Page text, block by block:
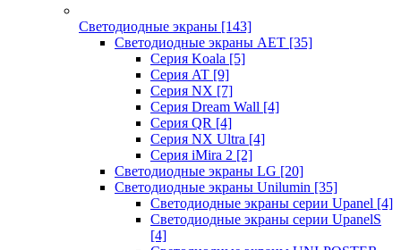
Светодиодные экраны [143]
Светодиодные экраны AET [35]
Cерия Koala [5]
Серия AT [9]
Серия NX [7]
Серия Dream Wall [4]
Серия QR [4]
Серия NX Ultra [4]
Серия iMira 2 [2]
Светодиодные экраны LG [20]
Светодиодные экраны Unilumin [35]
Светодиодные экраны серии Upanel [4]
Светодиодные экраны серии UpanelS
[4]